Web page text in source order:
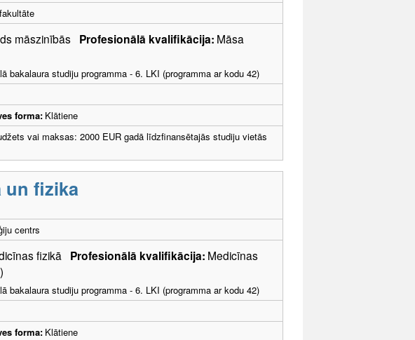
māszinībās Profesionālā kvalifikācija: Māsa
bakalaura studiju programma - 6. LKI (programma ar kodu 42)
forma: Klātiene
vai maksas: 2000 EUR gadā līdzfinansētajās studiju vietās
un fizika
centrs
fizikā Profesionālā kvalifikācija: Medicīnas
bakalaura studiju programma - 6. LKI (programma ar kodu 42)
forma: Klātiene